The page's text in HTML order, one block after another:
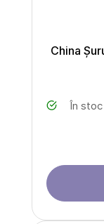
China
În stoc